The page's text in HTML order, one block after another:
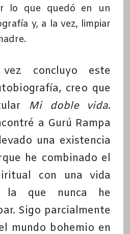
lo que quedó en un
y, a la vez, limpiar
concluyo este
creo que
Mi doble vida.
a Gurú Rampa
una existencia
he combinado el
con una vida
la que nunca he
Sigo parcialmente
mundo bohemio en